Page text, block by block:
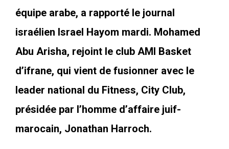
équipe arabe, a rapporté le journal
israélien Israel Hayom mardi. Mohamed
Abu Arisha, rejoint le club AMI Basket
d’ifrane, qui vient de fusionner avec le
leader national du Fitness, City Club,
présidée par l’homme d’affaire juif-
marocain, Jonathan Harroch.